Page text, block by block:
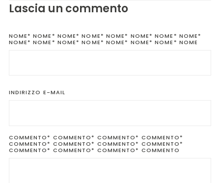
Lascia un commento
NOME* NOME* NOME* NOME* NOME* NOME* NOME* NOME*
NOME* NOME* NOME* NOME* NOME* NOME* NOME* NOME
INDIRIZZO E-MAIL
COMMENTO* COMMENTO* COMMENTO* COMMENTO*
COMMENTO* COMMENTO* COMMENTO* COMMENTO*
COMMENTO* COMMENTO* COMMENTO* COMMENTO